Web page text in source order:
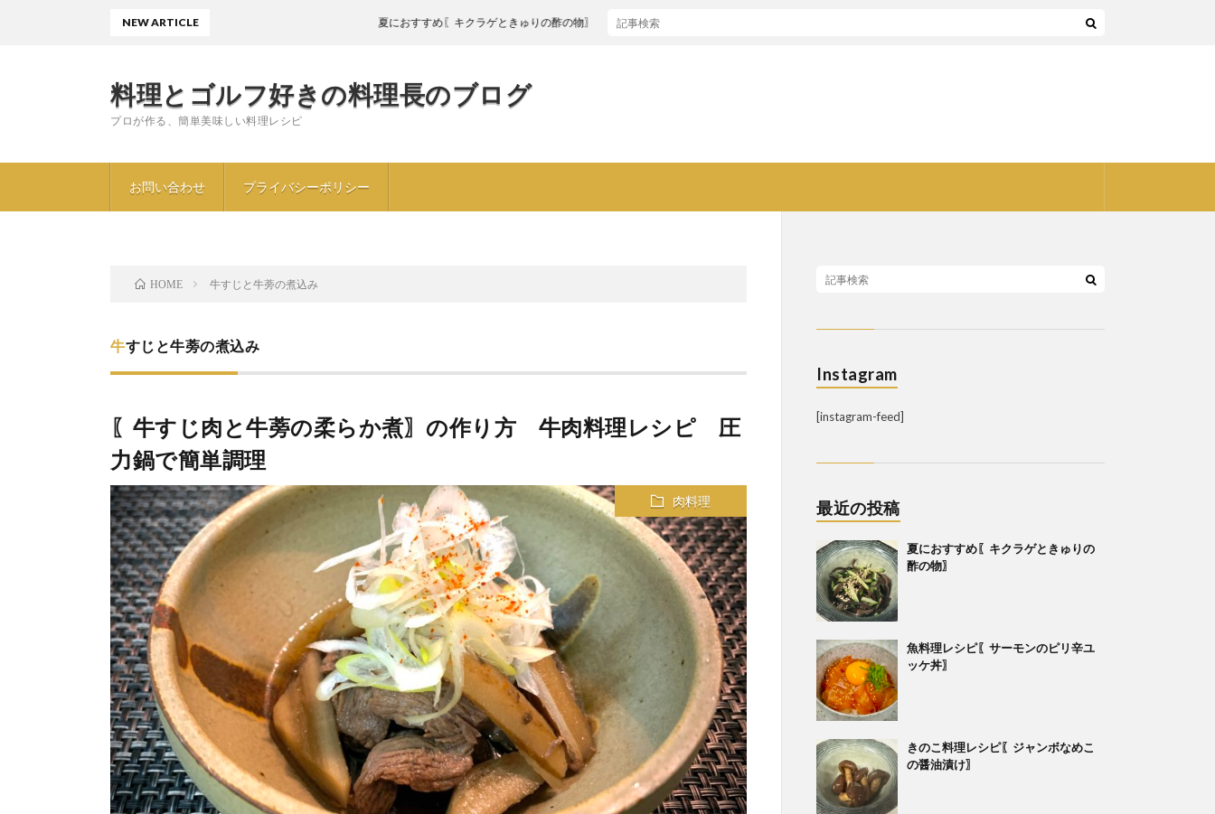
料理とゴルフ好きの料理長のブログ
プロが作る、簡単美味しい料理レシピ
お問い合わせ プライバシーポリシー
NEW ARTICLE 夏におすすめ〖キクラゲときゅりの酢の物〗
HOME 牛すじと牛蒡の煮込み
牛すじと牛蒡の煮込み
〖牛すじ肉と牛蒡の柔らか煮〗の作り方 牛肉料理レシピ 圧
力鍋で簡単調理
肉料理
Instagram
[instagram-feed]
最近の投稿
夏におすすめ〖キクラゲときゅりの
酢の物〗
魚料理レシピ〖サーモンのピリ辛ユ
ッケ丼〗
きのこ料理レシピ〖ジャンボなめこ
の醤油漬け〗